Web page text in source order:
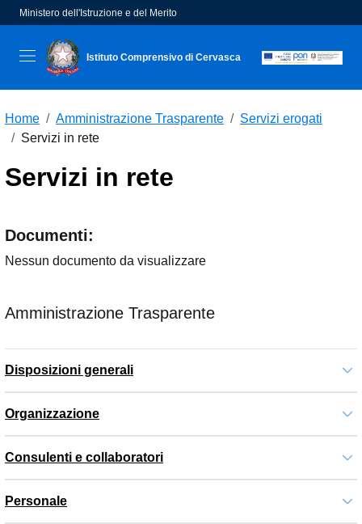
Ministero dell'Istruzione e del Merito
Istituto Comprensivo di Cervasca
Home Amministrazione Trasparente
Servizi erogati
Servizi in rete
Servizi in rete
Documenti:
Nessun documento da visualizzare
Amministrazione Trasparente
Disposizioni generali
Organizzazione
Consulenti e collaboratori
Personale